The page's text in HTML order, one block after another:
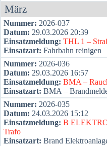
März
Num­mer: 2026-037
Datum: 29.03.2026 20:39
Ein­satz­mel­dung: THL 1 –
Ein­satz­art: Fahr­bahn rei­ni­gen
Num­mer: 2026-036
Datum: 29.03.2026 16:57
Ein­satz­mel­dung: BMA –
Ein­satz­art: BMA –
Num­mer: 2026-035
Datum: 24.03.2026 15:12
Ein­satz­mel­dung: B
Tra­fo
Ein­satz­art: Brand